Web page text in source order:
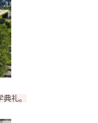
礼。